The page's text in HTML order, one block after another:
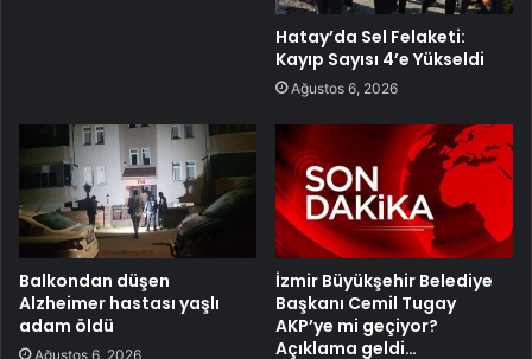
Hatay’da Sel Felaketi:
Kayıp Sayısı 4’e Yükseldi
Ağustos 6, 2026
Balkondan düşen
Alzheimer hastası yaşlı
adam öldü
Ağustos 6, 2026
İzmir Büyükşehir Belediye
Başkanı Cemil Tugay
AKP’ye mi geçiyor?
Açıklama geldi…